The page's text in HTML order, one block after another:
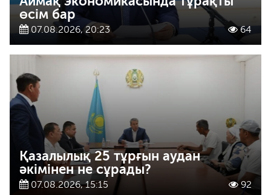
өсім бар
07.08.2026, 20:23 64
Қазалылық 25 тұрғын аудан
әкімінен не сұрады?
07.08.2026, 15:15 92